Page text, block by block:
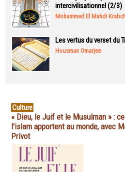
intercivilisationnel (2/3)
Mohammed El Mahdi
Les vertus du verset du
Housman Omarjee
Culture
« Dieu, le Juif et le Musulman » :
l'islam apportent au monde, avec
Privot